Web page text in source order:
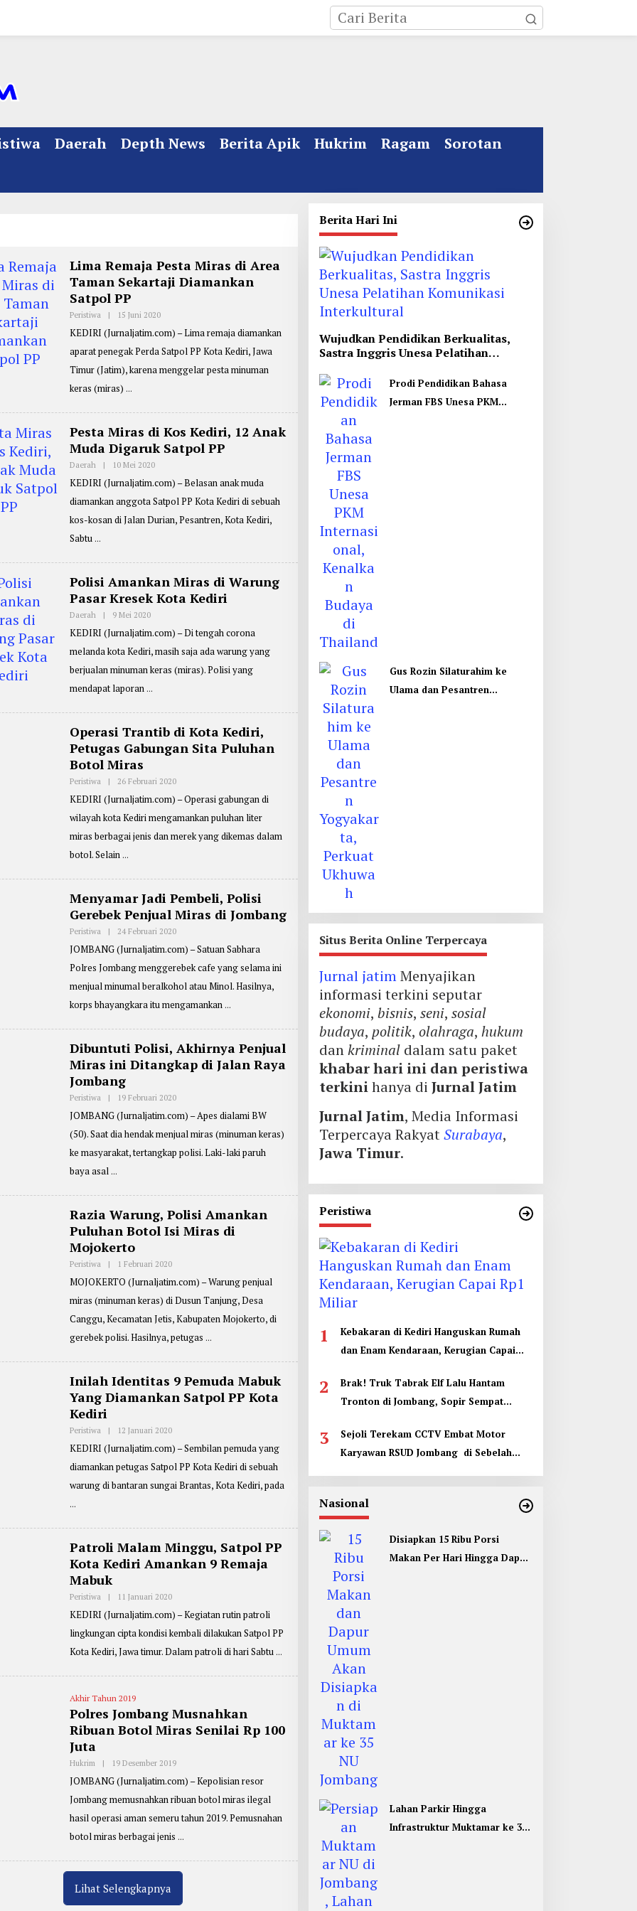
Daerah Depth News Berita Apik Hukrim Ragam
Sorotan
Lima Remaja Pesta Miras di Area
Taman Sekartaji Diamankan
Satpol PP
Peristiwa | 15 Juni 2020O
E
R
P
E
M
A
O
O
KEDIRI (Jurnaljatim.com) – Lima remaja diamankan
aparat penegak Perda Satpol PP Kota Kediri, Jawa
Timur (Jatim), karena menggelar pesta minuman
keras (miras)
Pesta Miras di Kos Kediri, 12 Anak
Muda Digaruk Satpol PP
Daerah | 10 Mei 2020O
E
R
P
E
:
M
A
O
O
KEDIRI (Jurnaljatim.com) – Belasan anak muda
diamankan anggota Satpol PP Kota Kediri di sebuah
kos-kosan di Jalan Durian, Pesantren, Kota Kediri,
Sabtu
Polisi Amankan Miras di Warung
Pasar Kresek Kota Kediri
Daerah | 9 Mei 2020O
E
R
E
P
R
E
:
M
A
O
O
KEDIRI (Jurnaljatim.com) – Di tengah corona
melanda kota Kediri, masih saja ada warung yang
berjualan minuman keras (miras). Polisi yang
mendapat laporan
Operasi Trantib di Kota Kediri,
Petugas Gabungan Sita Puluhan
Botol Miras
Peristiwa | 26 Februari 2020O
E
P
N
S
R
E
D
A
S
KEDIRI (Jurnaljatim.com) – Operasi gabungan di
wilayah kota Kediri mengamankan puluhan liter
miras berbagai jenis dan merek yang dikemas dalam
botol. Selain
Menyamar Jadi Pembeli, Polisi
Gerebek Penjual Miras di Jombang
Peristiwa | 24 Februari 2020O
E
P
N
U
L
S
R
E
D
S
JOMBANG (Jurnaljatim.com) – Satuan Sabhara
Polres Jombang menggerebek cafe yang selama ini
menjual minumal beralkohol atau Minol. Hasilnya,
korps bhayangkara itu mengamankan
Dibuntuti Polisi, Akhirnya Penjual
Miras ini Ditangkap di Jalan Raya
Jombang
Peristiwa | 19 Februari 2020O
E
R
P
E
:
Z
A
A
R
I
F
N
JOMBANG (Jurnaljatim.com) – Apes dialami BW
(50). Saat dia hendak menjual miras (minuman keras)
ke masyarakat, tertangkap polisi. Laki-laki paruh
baya asal
Razia Warung, Polisi Amankan
Puluhan Botol Isi Miras di
Mojokerto
Peristiwa | 1 Februari 2020O
E
S
M
B
E
:
O
L
R
T
A
M
O
J
O
MOJOKERTO (Jurnaljatim.com) – Warung penjual
miras (minuman keras) di Dusun Tanjung, Desa
Canggu, Kecamatan Jetis, Kabupaten Mojokerto, di
gerebek polisi. Hasilnya, petugas
Inilah Identitas 9 Pemuda Mabuk
Yang Diamankan Satpol PP Kota
Kediri
Peristiwa | 12 Januari 2020O
E
R
E
P
E
:
M
A
O
K
O
KEDIRI (Jurnaljatim.com) – Sembilan pemuda yang
diamankan petugas Satpol PP Kota Kediri di sebuah
warung di bantaran sungai Brantas, Kota Kediri, pada
Patroli Malam Minggu, Satpol PP
Kota Kediri Amankan 9 Remaja
Mabuk
Peristiwa | 11 Januari 2020O
E
R
P
R
:
M
A
O
O
KEDIRI (Jurnaljatim.com) – Kegiatan rutin patroli
lingkungan cipta kondisi kembali dilakukan Satpol PP
Kota Kediri, Jawa timur. Dalam patroli di hari Sabtu
Akhir Tahun 2019
Polres Jombang Musnahkan
Ribuan Botol Miras Senilai Rp 100
Juta
Hukrim | 19 Desember 2019O
E
R
P
R
E
R
A
JOMBANG (Jurnaljatim.com) – Kepolisian resor
Jombang memusnahkan ribuan botol miras ilegal
hasil operasi aman semeru tahun 2019. Pemusnahan
botol miras berbagai jenis
Lihat Selengkapnya
Berita Hari Ini
Wujudkan Pendidikan Berkualitas,
Sastra Inggris Unesa Pelatihan
Prodi Pendidikan Bahasa
Jerman FBS Unesa PKM
Gus Rozin Silaturahim ke
Ulama dan Pesantren
Situs Berita Online Terpercaya
Jurnal jatimMenyajikan
informasi terkini seputar
ekonomi, bisnis, seni, sosial
budaya, politik, olahraga, hukum
dankriminaldalam satu paket
khabar hari ini dan peristiwa
terkinihanya di Jurnal Jatim
Jurnal Jatim, Media Informasi
Terpercaya RakyatSurabaya,
Jawa Timur.
Peristiwa
1
Kebakaran di Kediri Hanguskan Rumah
dan Enam Kendaraan, Kerugian Capai
2
Brak! Truk Tabrak Elf Lalu Hantam
Tronton di Jombang, Sopir Sempat
3
Sejoli Terekam CCTV Embat Motor
Karyawan RSUD Jombang di Sebelah
Nasional
Disiapkan 15 Ribu Porsi
Makan Per Hari Hingga Dapur
Lahan Parkir Hingga
Infrastruktur Muktamar ke 35